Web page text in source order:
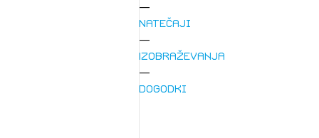
Natečaji
Izobraževanja
Dogodki